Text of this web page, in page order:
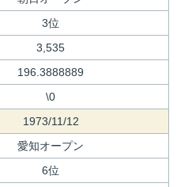
3位
3,535
196.3888889
\0
1973/11/12
愛知オープン
6位